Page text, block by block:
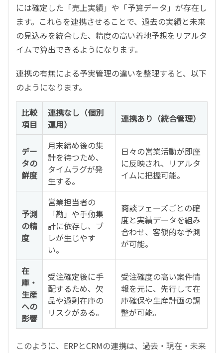
には確定した「売上実績」や「予算データ」が存在し
ます。これらを連携させることで、過去の実績と未来
の見込みを統合した、精度の高い着地予想をリアルタ
イムで算出できるようになります。
連携の有無による予実管理の違いを整理すると、以下
のようになります。
比較
項目
連携なし（個別
運用）
連携あり（統合管理）
デー
タの
鮮度
月末締め後の集
計を待つため、
タイムラグが発
生する。
日々の営業活動が即座
に反映され、リアルタ
イムに把握可能。
予測
の精
度
営業担当者の
「勘」や手動集
計に依存し、ブ
レが生じやす
い。
商談フェーズごとの確
度と実績データを組み
合わせ、客観的な予測
が可能。
在
庫・
生産
への
影響
受注確定後に手
配するため、欠
品や過剰在庫の
リスクがある。
受注確度の高い案件情
報を元に、先行して在
庫確保や生産計画の調
整が可能。
このように、ERPとCRMの連携は、過去・現在・未来